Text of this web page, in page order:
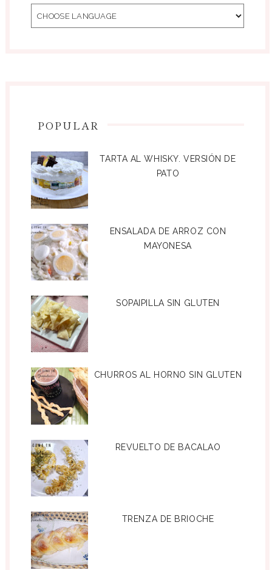
POPULAR
TARTA AL WHISKY. VERSIÓN DE
PATO
ENSALADA DE ARROZ CON
MAYONESA
SOPAIPILLA SIN GLUTEN
CHURROS AL HORNO SIN GLUTEN
REVUELTO DE BACALAO
TRENZA DE BRIOCHE